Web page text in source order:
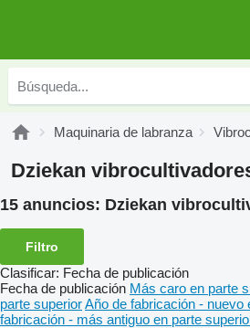
Maquinaria de labranza
Dziekan
15 anuncios: Dziekan
Filtro
Clasificar: Fecha de publicación
Fecha de publicación Más caro en parte
parte superiorAño de fabricación - nuevo
fabricación - más antiguo en parte